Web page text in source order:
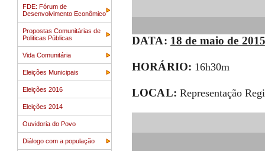
FDE: Fórum de
Desenvolvimento Econômico
Propostas Comunitárias de
Politicas Públicas
Vida Comunitária
Eleições Municipais
Eleições 2016
Eleições 2014
Ouvidoria do Povo
Diálogo com a população
DATA: 18 de maio de
HORÁRIO: 16h30m
LOCAL: Representação